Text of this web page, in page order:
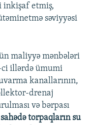
inkişaf etmiş,
səviyyəsi
maliyyə mənbələri
ci illərdə ümumi
kanallarının,
drenaj
və bərpası
torpaqların su